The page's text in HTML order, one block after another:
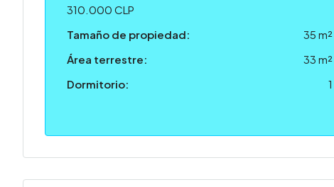
310.000 CLP
Tamaño de propiedad:
35 m²
Área terrestre:
33 m²
Dormitorio:
1